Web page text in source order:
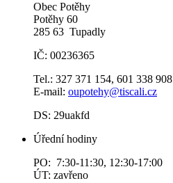
Obec Potěhy
Potěhy 60
285 63 Tupadly
IČ: 00236365
Tel.: 327 371 154, 601 338 908
E-mail: oupotehy@tiscali.cz
DS: 29uakfd
Úřední hodiny
PO: 7:30-11:30, 12:30-17:00
ÚT: zavřeno